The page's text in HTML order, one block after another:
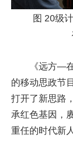
图 20级
《远方—
的移动思政节
打开了新思路
承红色基因，
重任的时代新